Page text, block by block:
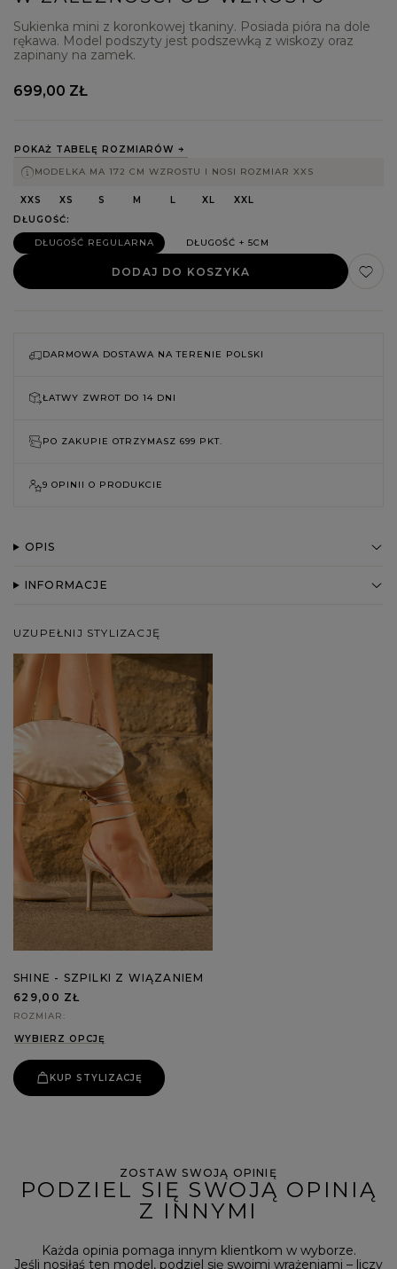
Sukienka mini z koronkowej tkaniny. Posiada pióra na dole
rękawa. Model podszyty jest podszewką z wiskozy oraz
zapinany na zamek.
POKAŻ TABELĘ ROZMIARÓW
MODELKA MA 172 CM WZROSTU I NOSI ROZMIAR XXS
XXS XS S M L XL
XXL
DŁUGOŚĆ
DŁUGOŚĆ REGULARNA
DŁUGOŚĆ + 5CM
DODAJ DO KOSZYKA
699,00 ZŁ
DARMOWA DOSTAWA NA TERENIE POLSKI
ŁATWY ZWROT DO 14 DNI
PO ZAKUPIE OTRZYMASZ 699 PKT.
9 OPINII O PRODUKCIE
OPIS
INFORMACJE
UZUPEŁNIJ STYLIZACJĘ
SHINE - SZPILKI Z WIĄZANIEM
629,00 ZŁ
ROZMIAR
WYBIERZ OPCJĘ
KUP STYLIZACJĘ
ZOSTAW SWOJĄ OPINIĘ
PODZIEL SIĘ SWOJĄ OPINIĄ
Z INNYMI
Każda opinia pomaga innym klientkom w wyborze.
Jeśli nosiłaś ten model, podziel się swoimi wrażeniami – liczy